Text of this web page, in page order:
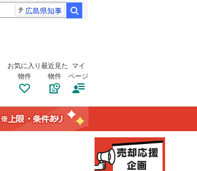
広島県知事
お気に入り
物件
最近見た
物件
マイ
ページ